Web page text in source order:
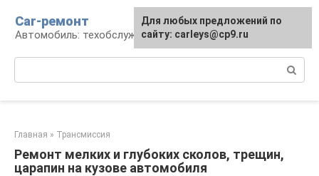
контенту
Car-ремонт
Автомобиль: техобслуживание и ремонт
Главная » Трансмиссия
Ремонт мелких и глубоких сколов, трещин,
царапин на кузове автомобиля
Для любых предложений по
сайту: carleys@cp9.ru